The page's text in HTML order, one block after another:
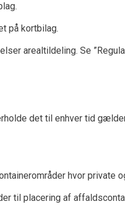
på kortbilag.
arealtildeling. Se
det til enhver tid
hvor private
til placering af